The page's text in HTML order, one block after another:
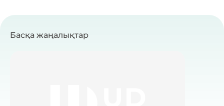
Басқа жаңалықтар